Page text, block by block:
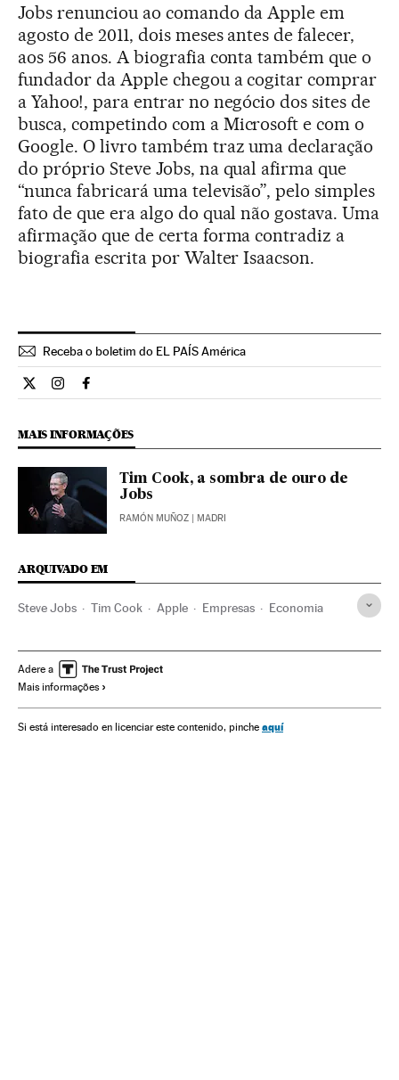
Jobs renunciou ao comando da Apple em
agosto de 2011, dois meses antes de falecer,
aos 56 anos. A biografia conta também que o
fundador da Apple chegou a cogitar comprar
a Yahoo!, para entrar no negócio dos sites de
busca, competindo com a Microsoft e com o
Google. O livro também traz uma declaração
do próprio Steve Jobs, na qual afirma que
“nunca fabricará uma televisão”, pelo simples
fato de que era algo do qual não gostava. Uma
afirmação que de certa forma contradiz a
biografia escrita por Walter Isaacson.
Receba o boletim do EL PAÍS América
Internacional El País Brasil en Twitter
Internacional El País Brasil en Instagram
Internacional El País Brasil en Facebook
MAIS INFORMAÇÕES
Tim Cook, a sombra de ouro de
Jobs
RAMÓN MUÑOZ | MADRI
ARQUIVADO EM
Steve Jobs Tim Cook Apple Empresas Economia
Adere a
Mais informações
Si está interesado en licenciar este contenido, pinche aquí